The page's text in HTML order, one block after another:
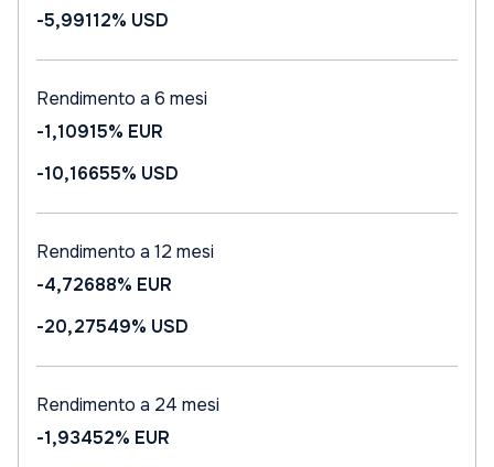
-5,99112% USD
Rendimento a 6 mesi
-1,10915% EUR
-10,16655% USD
Rendimento a 12 mesi
-4,72688% EUR
-20,27549% USD
Rendimento a 24 mesi
-1,93452% EUR